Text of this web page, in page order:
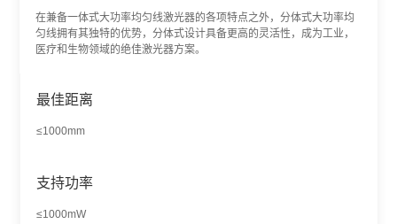
在兼备一体式大功率均匀线激光器的各项特点之外，分体式大功率均
匀线拥有其独特的优势，分体式设计具备更高的灵活性，成为工业，
医疗和生物领域的绝佳激光器方案。
最佳距离
≤1000mm
支持功率
≤1000mW